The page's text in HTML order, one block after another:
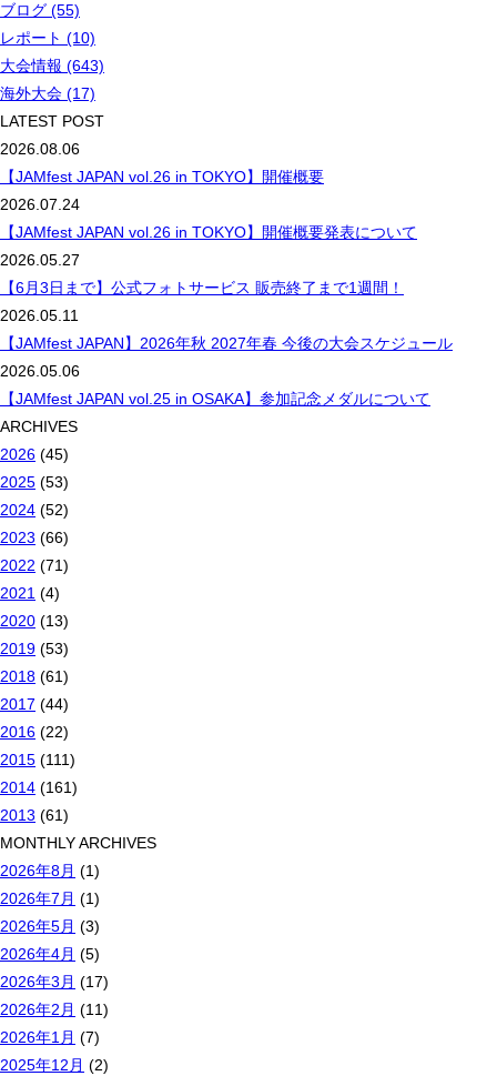
ブログ (55)
レポート (10)
大会情報 (643)
海外大会 (17)
LATEST POST
2026.08.06
【JAMfest JAPAN vol.26 in TOKYO】開催概要
2026.07.24
【JAMfest JAPAN vol.26 in TOKYO】開催概要発表について
2026.05.27
【6月3日まで】公式フォトサービス 販売終了まで1週間！
2026.05.11
【JAMfest JAPAN】2026年秋 2027年春 今後の大会スケジュール
2026.05.06
【JAMfest JAPAN vol.25 in OSAKA】参加記念メダルについて
ARCHIVES
2026 (45)
2025 (53)
2024 (52)
2023 (66)
2022 (71)
2021 (4)
2020 (13)
2019 (53)
2018 (61)
2017 (44)
2016 (22)
2015 (111)
2014 (161)
2013 (61)
MONTHLY ARCHIVES
2026年8月 (1)
2026年7月 (1)
2026年5月 (3)
2026年4月 (5)
2026年3月 (17)
2026年2月 (11)
2026年1月 (7)
2025年12月 (2)